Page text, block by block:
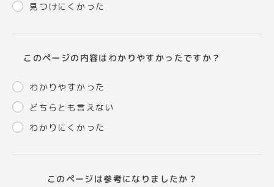
見つけにくかった
このページの内容はわかりやすかったですか？
わかりやすかった
どちらとも言えない
わかりにくかった
このページは参考になりましたか？